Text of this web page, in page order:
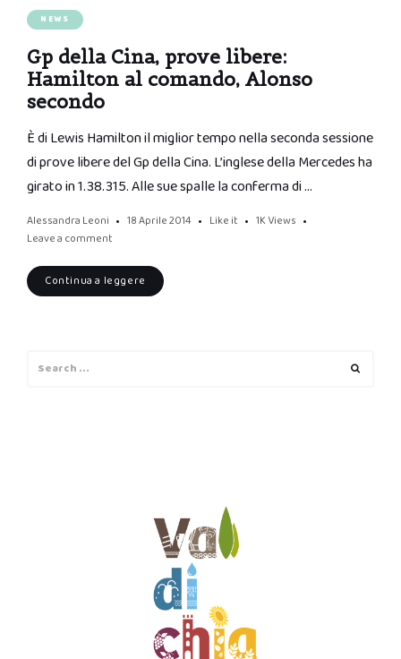
NEWS
Gp della Cina, prove libere:
Hamilton al comando, Alonso
secondo
È di Lewis Hamilton il miglior tempo nella seconda sessione
di prove libere del Gp della Cina. L’inglese della Mercedes ha
girato in 1.38.315. Alle sue spalle la conferma di …
Alessandra Leoni 18 Aprile 2014 Like it 1K Views
Leave a comment
Continua a leggere
for: